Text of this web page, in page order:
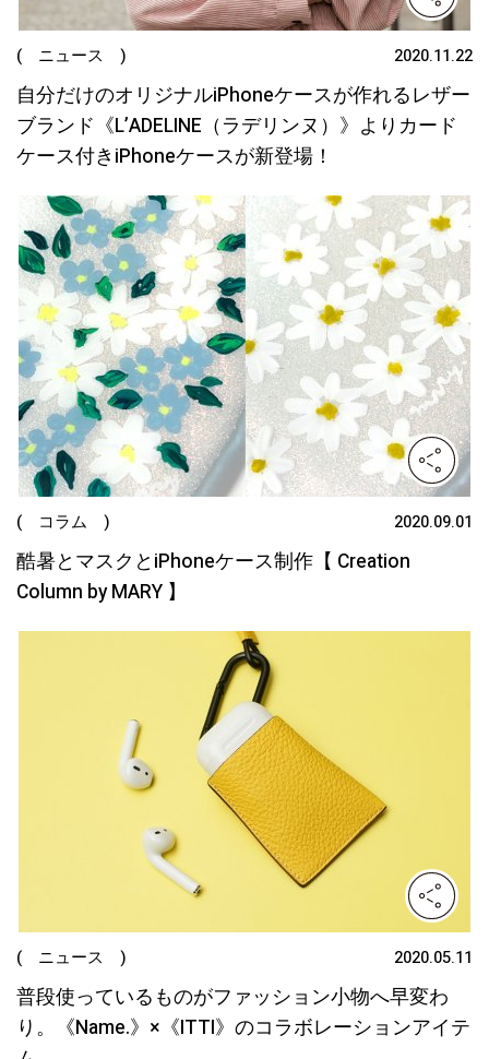
( ニュース ) 2020.11.22
自分だけのオリジナルiPhoneケースが作れるレザー
ブランド《L’ADELINE（ラデリンヌ）》よりカード
ケース付きiPhoneケースが新登場！
( コラム ) 2020.09.01
酷暑とマスクとiPhoneケース制作【 Creation
Column by MARY 】
( ニュース ) 2020.05.11
普段使っているものがファッション小物へ早変わ
り。《Name.》×《ITTI》のコラボレーションアイテ